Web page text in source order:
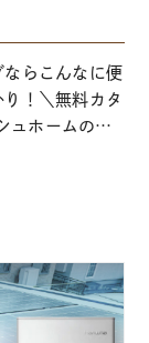
らこんなに便
！＼無料カタ
ュホームの家
ただける一
セージ、お客
にしている